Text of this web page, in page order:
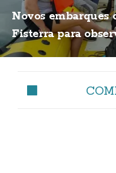
Novos embarques
Fisterra para